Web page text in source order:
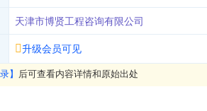
天津市博贤工程咨询有限公司
升级会员可见
】 后可查看内容详情和原始出处